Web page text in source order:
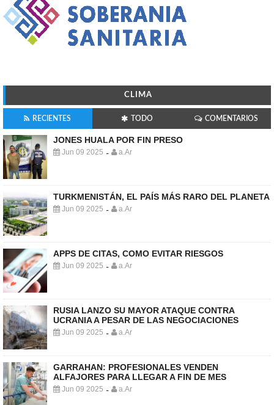
CLIMA
RECIENTES TODO COMENTARIOS
JONES HUALA POR FIN PRESO
Jun 09 2025 - a.Ar
TURKMENISTÁN, EL PAÍS MÁS RARO DEL PLANETA
Jun 09 2025 - a.Ar
APPS DE CITAS, COMO EVITAR RIESGOS
Jun 09 2025 - a.Ar
RUSIA LANZO SU MAYOR ATAQUE CONTRA
UCRANIA A PESAR DE LAS NEGOCIACIONES
Jun 09 2025 - a.Ar
GARRAHAN: PROFESIONALES VENDEN
ALFAJORES PARA LLEGAR A FIN DE MES
Jun 09 2025 - a.Ar